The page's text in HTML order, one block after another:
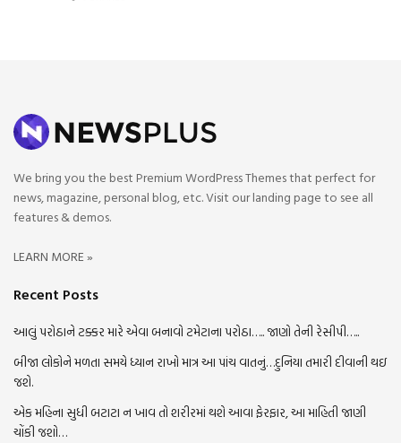
We bring you the best Premium WordPress Themes that perfect for
news, magazine, personal blog, etc. Visit our landing page to see all
features & demos.
LEARN MORE »
Recent Posts
આલું પરોઠાને ટક્કર મારે એવા બનાવો ટમેટાના પરોઠા….. જાણો તેની રેસીપી…..
બીજા લોકોને મળતા સમયે ધ્યાન રાખો માત્ર આ પાંચ વાતનું…દુનિયા તમારી દીવાની થઇ
જશે.
એક મહિના સુધી બટાટા ન ખાવ તો શરીરમાં થશે આવા ફેરફાર, આ માહિતી જાણી
ચોંકી જશો…